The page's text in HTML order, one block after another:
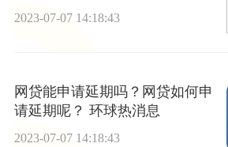
日报
2023-07-07 14:18:43
网贷能申请延期吗？网贷如何申
请延期呢？ 环球热消息
2023-07-07 14:18:43